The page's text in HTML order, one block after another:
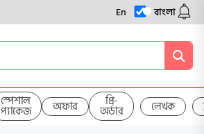
En বাংলা
স্পেশাল
প্যাকেজ অফার প্রি-
অর্ডার লেখক